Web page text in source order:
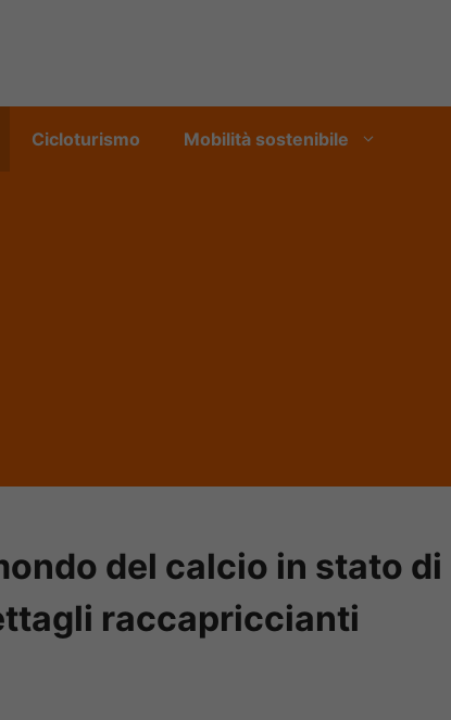
Cicloturismo Mobilità sostenibile
del calcio in stato di
raccapriccianti